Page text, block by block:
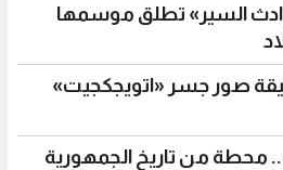
السير» تطلق موسمها
صور جسر «اتويجكجيت»